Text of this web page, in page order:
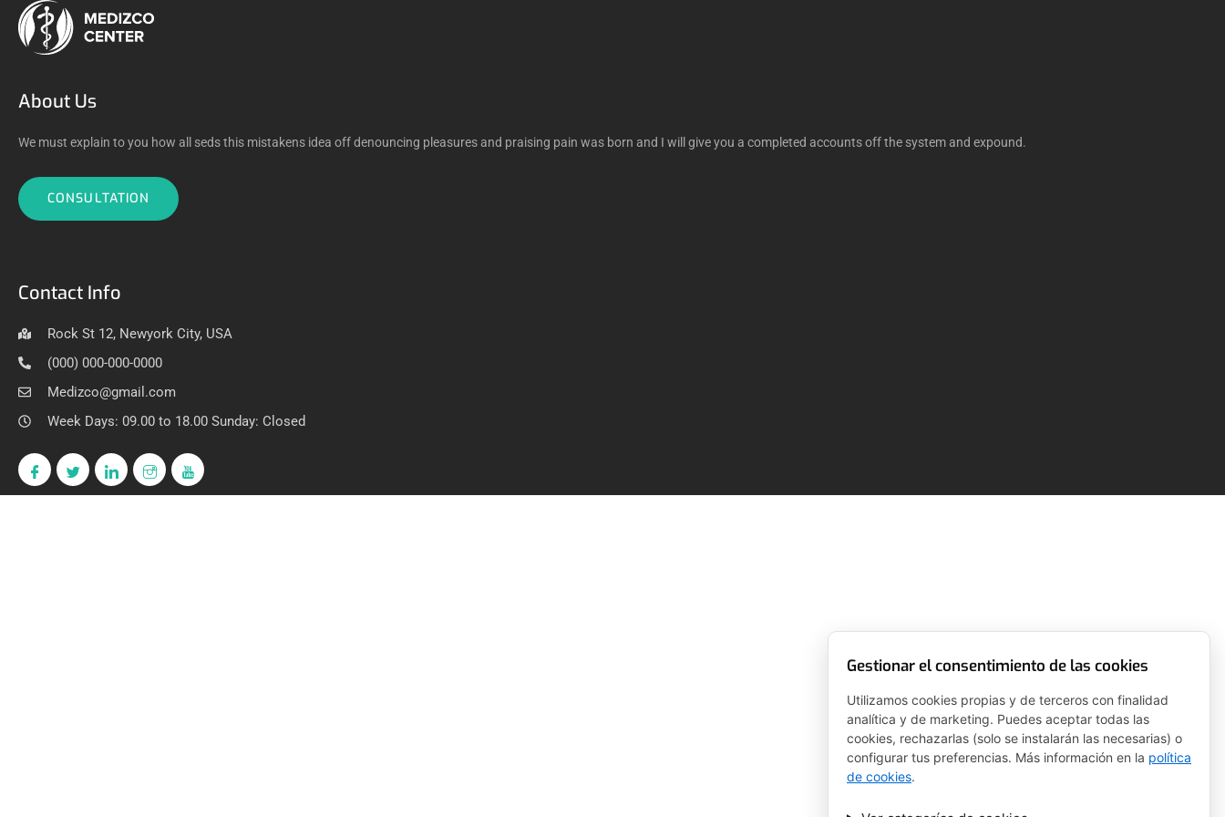
About Us
We must explain to you how all seds this mistakens idea off denouncing pleasures and praising pain was born and I will give you a completed accounts off the system and expound.
CONSULTATION
Contact Info
Rock St 12, Newyork City, USA
(000) 000-000-0000
Medizco@gmail.com
Week Days: 09.00 to 18.00 Sunday: Closed
Gestionar el consentimiento de las cookies
Utilizamos cookies propias y de terceros con finalidad
analítica y de marketing. Puedes aceptar todas las
cookies, rechazarlas (solo se instalarán las necesarias) o
configurar tus preferencias. Más información en la política
de cookies.